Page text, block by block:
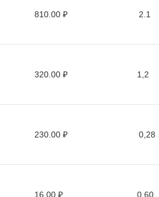
810.00 ₽ 2.1
320.00 ₽ 1,2
230.00 ₽ 0,28
16.00 ₽ 0,60